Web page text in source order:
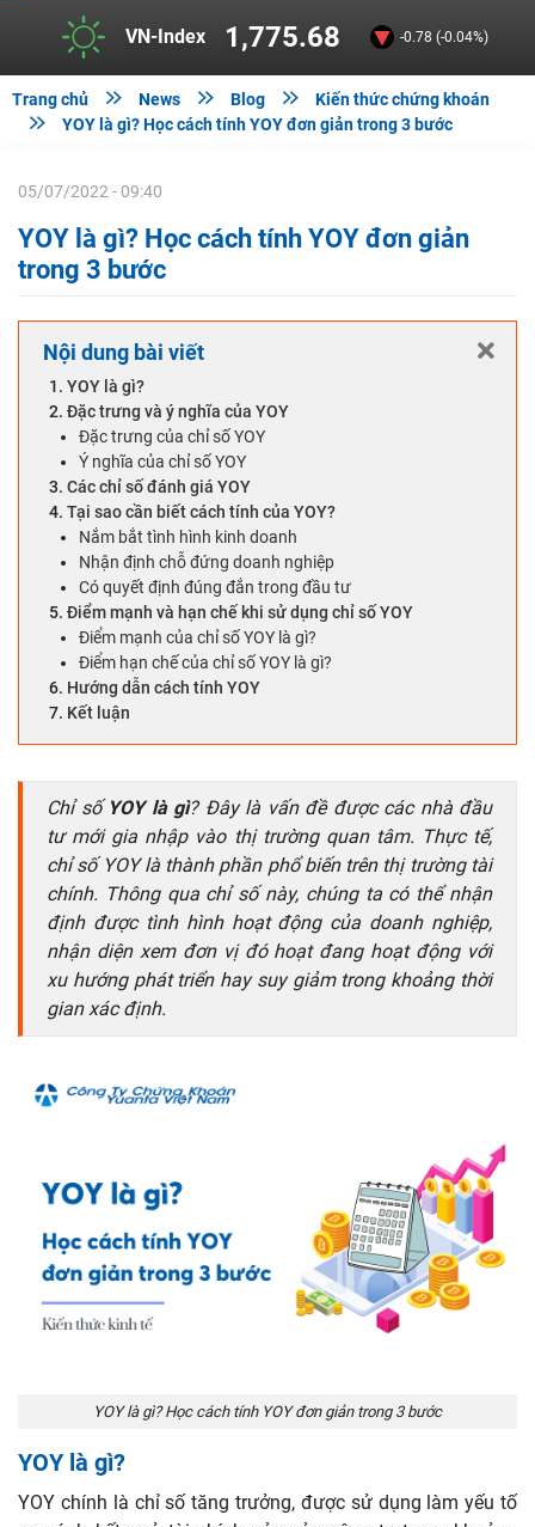
HNX-Index 293.73 0.14 (+0.05%)
Trang chủ  News  Blog 
Kiến thức chứng khoán

YOY là gì? Học cách tính YOY đơn giản trong 3 bước
05/07/2022 - 09:40
YOY là gì? Học cách tính YOY đơn giản
trong 3 bước
Nội dung bài viết
YOY là gì?
Đặc trưng và ý nghĩa của YOY
Đặc trưng của chỉ số YOY
Ý nghĩa của chỉ số YOY
Các chỉ số đánh giá YOY
Tại sao cần biết cách tính của YOY?
Nắm bắt tình hình kinh doanh
Nhận định chỗ đứng doanh nghiệp
Có quyết định đúng đắn trong đầu tư
Điểm mạnh và hạn chế khi sử dụng chỉ số YOY
Điểm mạnh của chỉ số YOY là gì?
Điểm hạn chế của chỉ số YOY là gì?
Hướng dẫn cách tính YOY
Kết luận
Chỉ sốYOY là gì? Đây là vấn đề được các nhà đầu
tư mới gia nhập vào thị trường quan tâm. Thực tế,
chỉ số YOY là thành phần phổ biến trên thị trường tài
chính. Thông qua chỉ số này, chúng ta có thể nhận
định được tình hình hoạt động của doanh nghiệp,
nhận diện xem đơn vị đó hoạt đang hoạt động với
xu hướng phát triển hay suy giảm trong khoảng thời
gian xác định.
YOY là gì? Học cách tính YOY đơn giản trong 3 bước
YOY là gì?
YOY chính là chỉ số tăng trưởng, được sử dụng làm yếu tố